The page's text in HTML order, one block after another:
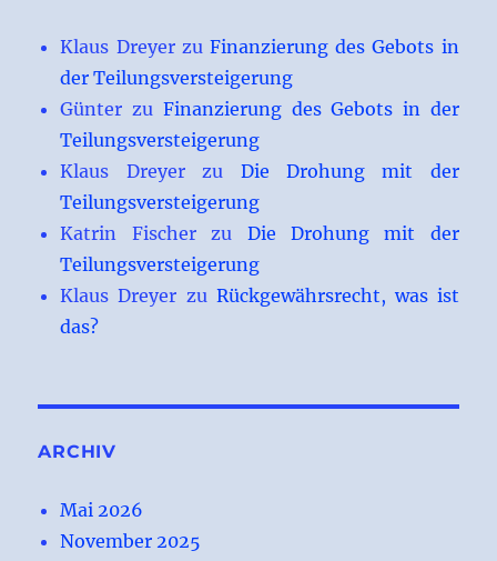
Klaus DreyerzuFinanzierung des Gebots in
der Teilungsversteigerung
Günter zu Finanzierung des Gebots in der
Teilungsversteigerung
Klaus Dreyerzu Die Drohung mit der
Teilungsversteigerung
Katrin Fischerzu Die Drohung mit der
Teilungsversteigerung
Klaus Dreyer zu Rückgewährsrecht, was ist
das?
ARCHIV
Mai 2026
November 2025